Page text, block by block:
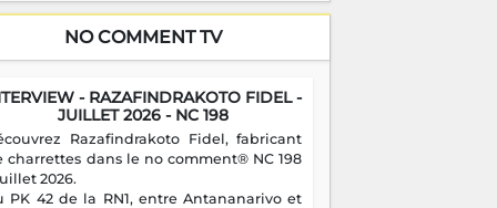
NO COMMENT TV
- RAZAFINDRAKOTO FIDEL -
JUILLET 2026 - NC 198
Razafindrakoto Fidel, fabricant
charrettes dans le no comment® NC 198
2026.
PK 42 de la RN1, entre Antananarivo et